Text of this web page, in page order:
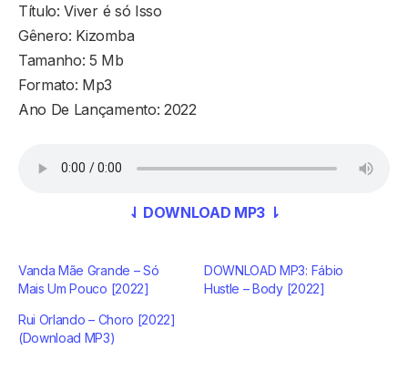
Título: Viver é só Isso
Gênero: Kizomba
Tamanho: 5 Mb
Formato: Mp3
Ano De Lançamento: 2022
⇃ DOWNLOAD MP3 ⇂
Vanda Mãe Grande – Só
Mais Um Pouco [2022]
DOWNLOAD MP3: Fábio
Hustle – Body [2022]
Rui Orlando – Choro [2022]
(Download MP3)